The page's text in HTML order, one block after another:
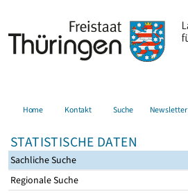
Home Kontakt Suche Newsletter
STATISTISCHE DATEN
Sachliche Suche
Regionale Suche